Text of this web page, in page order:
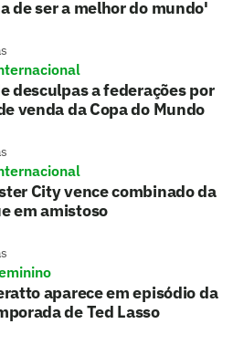
de ser a melhor do mundo'
desculpas a federações por
venda da Copa do Mundo
City vence combinado da
em amistoso
aparece em episódio da
de Ted Lasso